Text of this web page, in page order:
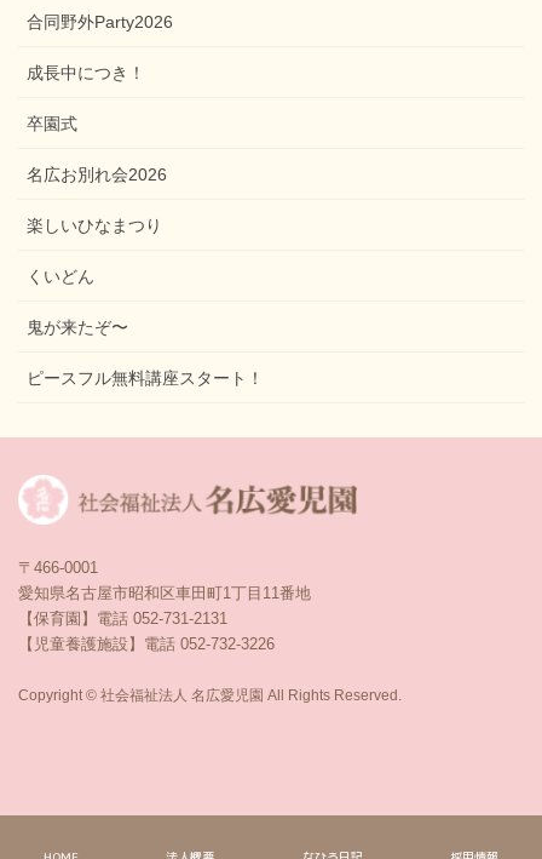
合同野外Party2026
成長中につき！
卒園式
名広お別れ会2026
楽しいひなまつり
くいどん
鬼が来たぞ〜
ピースフル無料講座スタート！
〒466-0001
愛知県名古屋市昭和区車田町1丁目11番地
【保育園】電話 052-731-2131
【児童養護施設】電話 052-732-3226
Copyright © 社会福祉法人 名広愛児園 All Rights Reserved.